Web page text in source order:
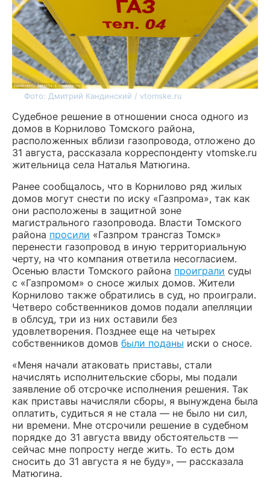
Фото: Дмитрий Кандинский / vtomske.ru
Судебное решение в отношении сноса одного из
домов в Корнилово Томского района,
расположенных вблизи газопровода, отложено до
31 августа, рассказала корреспонденту vtomske.ru
жительница села Наталья Матюгина.
Ранее сообщалось, что в Корнилово ряд жилых
домов могут снести по иску «Газпрома», так как
они расположены в защитной зоне
магистрального газопровода. Власти Томского
района просили «Газпром трансгаз Томск»
перенести газопровод в иную территориальную
черту, на что компания ответила несогласием.
Осенью власти Томского района проиграли суды
с «Газпромом» о сносе жилых домов. Жители
Корнилово также обратились в суд, но проиграли.
Четверо собственников домов подали апелляции
в облсуд, три из них оставили без
удовлетворения. Позднее еще на четырех
собственников домов были поданы иски о сносе.
«Меня начали атаковать приставы, стали
начислять исполнительские сборы, мы подали
заявление об отсрочке исполнения решения. Так
как приставы начисляли сборы, я вынуждена была
оплатить, судиться я не стала — не было ни сил,
ни времени. Мне отсрочили решение в судебном
порядке до 31 августа ввиду обстоятельств —
сейчас мне попросту негде жить. То есть дом
сносить до 31 августа я не буду», — рассказала
Матюгина.